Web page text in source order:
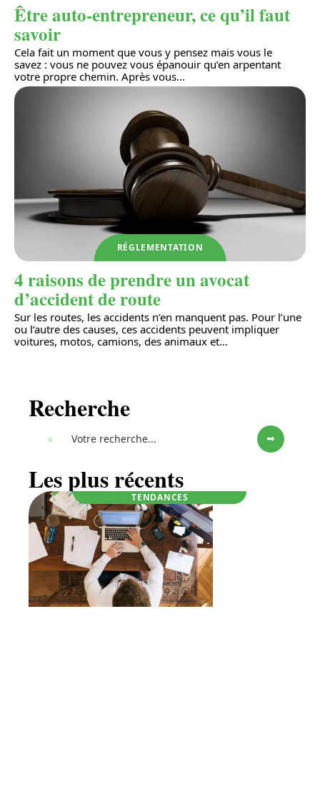
Être auto-entrepreneur, ce qu’il faut
savoir
Cela fait un moment que vous y pensez mais vous le
savez : vous ne pouvez vous épanouir qu’en arpentant
votre propre chemin. Après vous…
RÉGLEMENTATION
4 raisons de prendre un avocat
d’accident de route
Sur les routes, les accidents n’en manquent pas. Pour l’une
ou l’autre des causes, ces accidents peuvent impliquer
voitures, motos, camions, des animaux et…
Recherche
Les plus récents
TENDANCES